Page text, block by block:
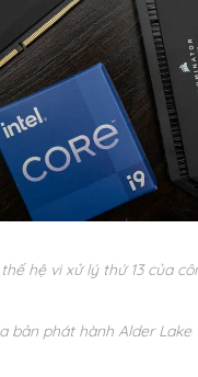
hệ vi xử lý thứ 13 của
bản phát hành Alder Lake